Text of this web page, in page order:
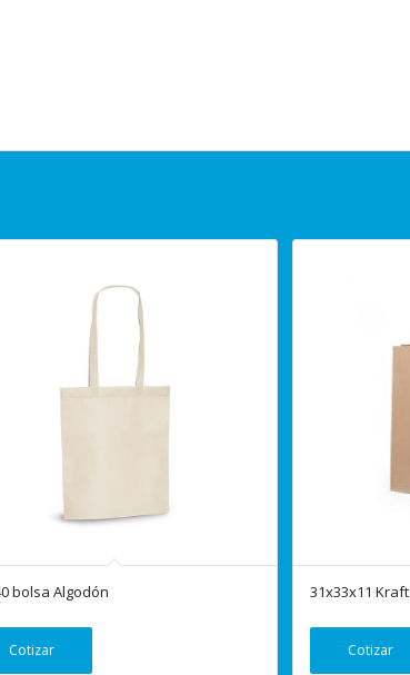
bolsa Algodón
Cotizar
31x33x11 Kraft
Cotizar